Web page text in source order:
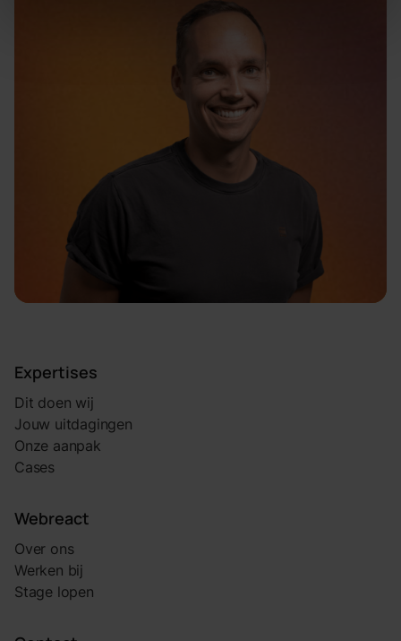
Expertises
Dit doen wij
Jouw uitdagingen
Onze aanpak
Cases
Webreact
Over ons
Werken bij
Stage lopen